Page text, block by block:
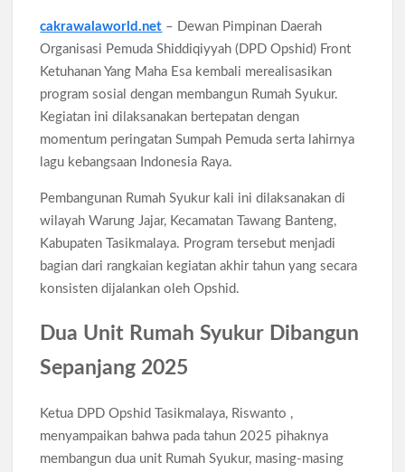
Waspadai Risiko Kriptografi AI
Gelas Tembaga untuk Minum, Ini Fakta Manfaat dan Risiko
Menurut Ahli Gizi
Claude Fable 5 Pecahkan Jacobian Conjecture 87 Tahun, AI
Anthropic Cetak Sejarah Matematika
cakrawalaworld.net – Dewan Pimpinan Daerah
Organisasi Pemuda Shiddiqiyyah (DPD Opshid) Front
Ketuhanan Yang Maha Esa kembali merealisasikan
program sosial dengan membangun Rumah Syukur.
Kegiatan ini dilaksanakan bertepatan dengan
momentum peringatan Sumpah Pemuda serta lahirnya
lagu kebangsaan Indonesia Raya.
Pembangunan Rumah Syukur kali ini dilaksanakan di
wilayah Warung Jajar, Kecamatan Tawang Banteng,
Kabupaten Tasikmalaya. Program tersebut menjadi
bagian dari rangkaian kegiatan akhir tahun yang secara
konsisten dijalankan oleh Opshid.
Dua Unit Rumah Syukur Dibangun
Sepanjang 2025
Ketua DPD Opshid Tasikmalaya, Riswanto ,
menyampaikan bahwa pada tahun 2025 pihaknya
membangun dua unit Rumah Syukur, masing-masing